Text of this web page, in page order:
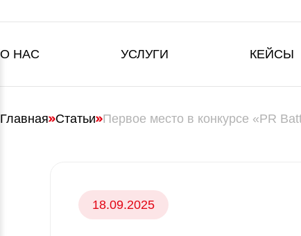
О НАС УСЛУГИ КЕЙСЫ
Главная Статьи Первое место в конкурсе «PR
18.09.2025